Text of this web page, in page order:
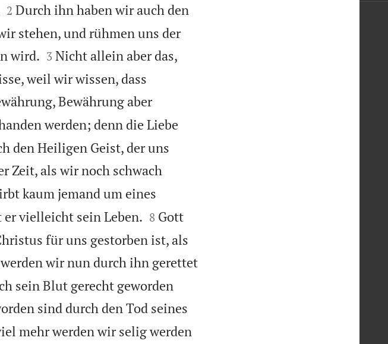

2 Durch ihn haben wir auch den
stehen, und rühmen uns der
wird.
3 Nicht allein aber das,
weil wir wissen, dass
Bewährung aber
werden; denn die Liebe
den Heiligen Geist, der uns
Zeit, als wir noch schwach
kaum jemand um eines
vielleicht sein Leben.
8 Gott
für uns gestorben ist, als
wir nun durch ihn gerettet
sein Blut gerecht geworden
sind durch den Tod seines
mehr werden wir selig werden